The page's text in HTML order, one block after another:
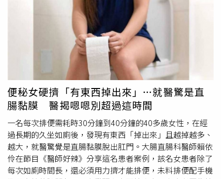
糞便向肛門移動。促進消化功能：嚼口香糖也被證實能促進
腸道激素如胃泌素、腸泌素等的分泌，而這些激素又會促使
消化道分泌更多酵素與消化液，加強消化的效果。小動作大
用途！腸道手術後嚼口香糖助消化、排便陳威佑
近年來也有不少論文提到，患者在進行腸道手術後咀嚼口香
糖，可幫助避免相關併發症和副作用。其中，腸道手術後的
患者最常發生「手術後腸阻塞（POI）」，導致消化不良、
腹脹，造成排便困難，而嚼口香糖可加速體內氣體與糞便排
出、減少不適感。美國紀念斯隆凱特琳癌症中心2023年的
報告也指出，嚼口香糖可顯著降低腸阻塞的發生率，並縮短
康復時間。此外，手術中用於麻醉的鴉片類止痛鎮定藥物，
會抑制腸道蠕動、影響排便，部分患者術後無法快速代謝血
液中的這些藥物，就會造成便秘。咀嚼口香糖能刺激唾液分
泌和腸道蠕動，藉此維持腸道正常功能。2015年考克蘭圖
書館的研究就指出，手術後咀嚼口香糖的患者，平均排氣時
便秘女硬擠「有東西掉出來」…就醫驚是直
腸黏膜 醫揭嗯嗯別超過這時間
一名每次排便需耗時30分鐘到40分鐘的40多歲女性，在經
過長期的久坐如廁後，發現有東西「掉出來」且越掉越多、
越大，就醫驚覺是直腸黏膜脫出肛門。大腸直腸科醫師賴依
伶在節目《醫師好辣》分享這名患者案例，該名女患者除了
每次如廁時間長，還必須用力擠才能排便，未料排便配手機